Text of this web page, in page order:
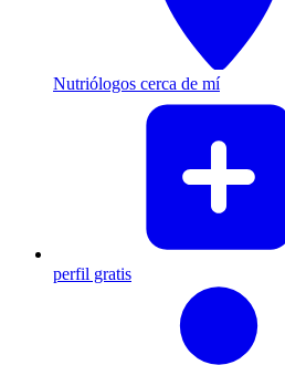
Nutriólogos cerca de mí
perfil gratis